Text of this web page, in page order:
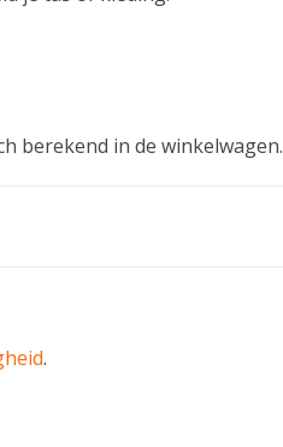
berekend in de winkelwagen.
.